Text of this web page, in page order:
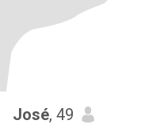
José, 49